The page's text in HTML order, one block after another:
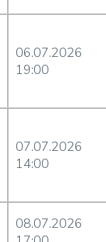
06.07.2026
19:00
07.07.2026
14:00
08.07.2026